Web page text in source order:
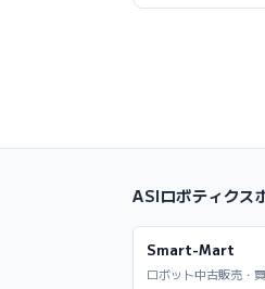
ASIロボティクス
Smart-Mart
ロボット中古販売・